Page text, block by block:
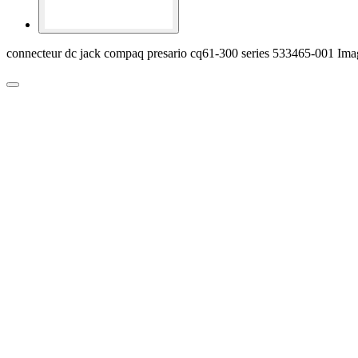
connecteur dc jack compaq presario cq61-300 series 533465-001